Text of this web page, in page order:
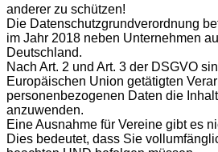
anderer zu schützen!
Die Datenschutzgrundverordnung
im Jahr 2018 neben Unternehmen
Deutschland.
Nach Art. 2 und Art. 3 der DSGVO
Europäischen Union getätigten
personenbezogenen Daten die
anzuwenden.
Eine Ausnahme für Vereine gibt es
Dies bedeutet, dass Sie